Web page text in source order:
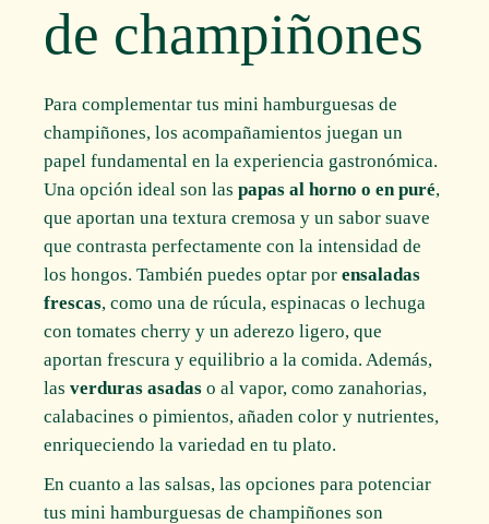
de champiñones
Para complementar tus mini hamburguesas de
champiñones, los acompañamientos juegan un
papel fundamental en la experiencia gastronómica.
Una opción ideal son laspapas al horno o en puré,
que aportan una textura cremosa y un sabor suave
que contrasta perfectamente con la intensidad de
los hongos. También puedes optar porensaladas
frescas, como una de rúcula, espinacas o lechuga
con tomates cherry y un aderezo ligero, que
aportan frescura y equilibrio a la comida. Además,
lasverduras asadas o al vapor, como zanahorias,
calabacines o pimientos, añaden color y nutrientes,
enriqueciendo la variedad en tu plato.
En cuanto a las salsas, las opciones para potenciar
tus mini hamburguesas de champiñones son